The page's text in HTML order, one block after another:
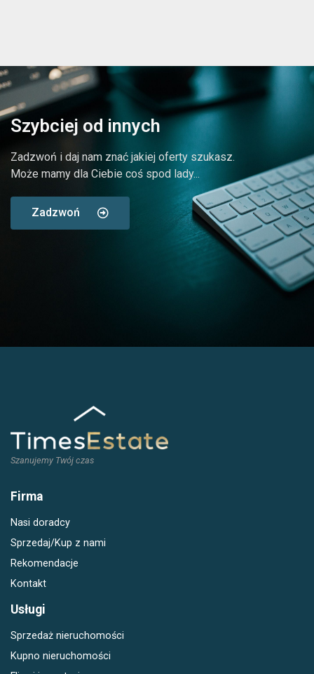
Szybciej od innych
Zadzwoń i daj nam znać jakiej oferty szukasz.
Może mamy dla Ciebie coś spod lady...
Zadzwoń
Szanujemy Twój czas
Firma
Nasi doradcy
Sprzedaj/Kup z nami
Rekomendacje
Kontakt
Usługi
Sprzedaż nieruchomości
Kupno nieruchomości